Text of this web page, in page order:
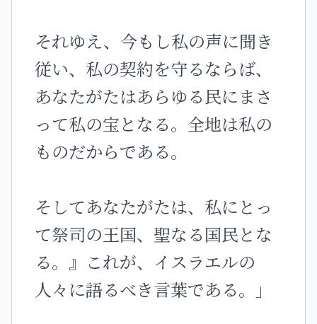
それゆえ、今もし私の声に聞き
従い、私の契約を守るならば、
あなたがたはあらゆる民にまさ
って私の宝となる。全地は私の
ものだからである。
そしてあなたがたは、私にとっ
て祭司の王国、聖なる国民とな
る。』これが、イスラエルの
人々に語るべき言葉である。」